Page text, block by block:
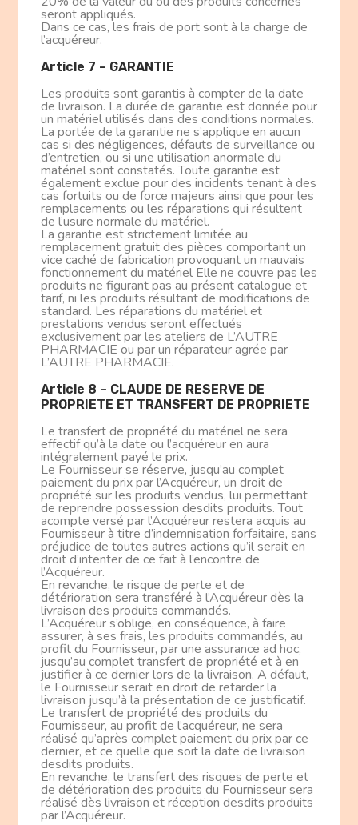
seront appliqués.
Dans ce cas, les frais de port sont à la charge de
l’acquéreur.
Article 7 – GARANTIE
Les produits sont garantis à compter de la date
de livraison. La durée de garantie est donnée pour
un matériel utilisés dans des conditions normales.
La portée de la garantie ne s’applique en aucun
cas si des négligences, défauts de surveillance ou
d’entretien, ou si une utilisation anormale du
matériel sont constatés. Toute garantie est
également exclue pour des incidents tenant à des
cas fortuits ou de force majeurs ainsi que pour les
remplacements ou les réparations qui résultent
de l’usure normale du matériel.
La garantie est strictement limitée au
remplacement gratuit des pièces comportant un
vice caché de fabrication provoquant un mauvais
fonctionnement du matériel Elle ne couvre pas les
produits ne figurant pas au présent catalogue et
tarif, ni les produits résultant de modifications de
standard. Les réparations du matériel et
prestations vendus seront effectués
exclusivement par les ateliers de L’AUTRE
PHARMACIE ou par un réparateur agrée par
L’AUTRE PHARMACIE.
Article 8 – CLAUDE DE RESERVE DE
PROPRIETE ET TRANSFERT DE PROPRIETE
Le transfert de propriété du matériel ne sera
effectif qu’à la date ou l’acquéreur en aura
intégralement payé le prix.
Le Fournisseur se réserve, jusqu’au complet
paiement du prix par l’Acquéreur, un droit de
propriété sur les produits vendus, lui permettant
de reprendre possession desdits produits. Tout
acompte versé par l’Acquéreur restera acquis au
Fournisseur à titre d’indemnisation forfaitaire, sans
préjudice de toutes autres actions qu’il serait en
droit d’intenter de ce fait à l’encontre de
l’Acquéreur.
En revanche, le risque de perte et de
détérioration sera transféré à l’Acquéreur dès la
livraison des produits commandés.
L’Acquéreur s’oblige, en conséquence, à faire
assurer, à ses frais, les produits commandés, au
profit du Fournisseur, par une assurance ad hoc,
jusqu’au complet transfert de propriété et à en
justifier à ce dernier lors de la livraison. A défaut,
le Fournisseur serait en droit de retarder la
livraison jusqu’à la présentation de ce justificatif.
Le transfert de propriété des produits du
Fournisseur, au profit de l’acquéreur, ne sera
réalisé qu’après complet paiement du prix par ce
dernier, et ce quelle que soit la date de livraison
desdits produits.
En revanche, le transfert des risques de perte et
de détérioration des produits du Fournisseur sera
réalisé dès livraison et réception desdits produits
par l’Acquéreur.